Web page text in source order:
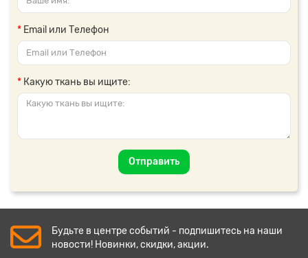
Email или Телефон
Какую ткань вы ищите:
Отправить
Будьте в центре событий - подпишитесь на наши
новости! Новинки, скидки, акции.